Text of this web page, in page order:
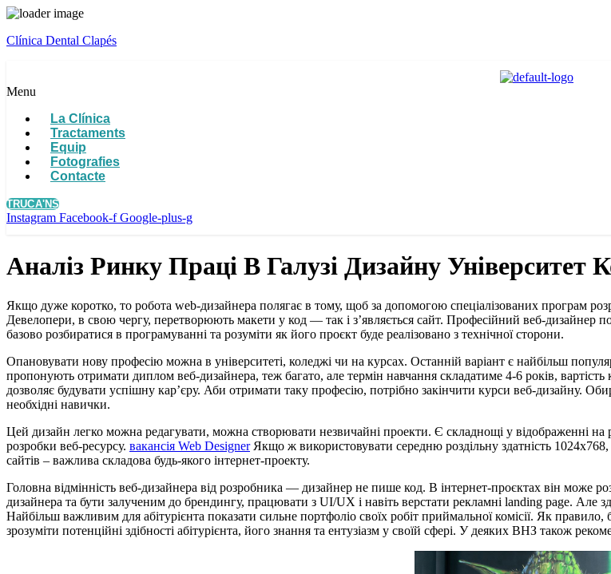
Clínica Dental Clapés
Menu
La Clínica
Tractaments
Equip
Fotografies
Contacte
TRUCA'NS
Instagram Facebook-f Google-plus-g
Аналіз Ринку Праці В Галузі Дизайну Університет
Якщо дуже коротко, то робота web-дизайнера полягає в тому, щоб за допомогою спеціалізованих програм
Девелопери, в свою чергу, перетворюють макети у код — так і з’являється сайт. Професійний веб-
базово розбиратися в програмуванні та розуміти як його проєкт буде реалізовано з технічної сторони.
Опановувати нову професію можна в університеті, коледжі чи на курсах. Останній варіант є найбільш
пропонують отримати диплом веб-дизайнера, теж багато, але термін навчання складатиме 4-6 років,
дозволяє будувати успішну кар’єру. Аби отримати таку професію, потрібно закінчити курси веб-дизайну.
необхідні навички.
Цей дизайн легко можна редагувати, можна створювати незвичайні проекти. Є складнощі у відображенні
розробки веб-ресурсу. вакансія Web DesignerЯкщо ж використовувати середню роздільну здатність
сайтів – важлива складова будь-якого інтернет-проекту.
Головна відмінність веб-дизайнера від розробника — дизайнер не пише код. В інтернет-проєктах він може
дизайнера та бути залученим до брендингу, працювати з UI/UX і навіть верстати рекламні landing page. Але
Найбільш важливим для абітурієнта показати сильне портфоліо своїх робіт приймальної комісії. Як правило,
зрозуміти потенційні здібності абітурієнта, його знання та ентузіазм у своїй сфері. У деяких ВНЗ також